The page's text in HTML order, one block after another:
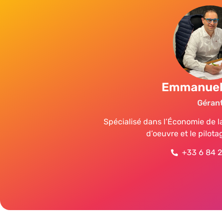
Spécialisé dans l’Économie de
d’oeuvre et le
+33 6 84